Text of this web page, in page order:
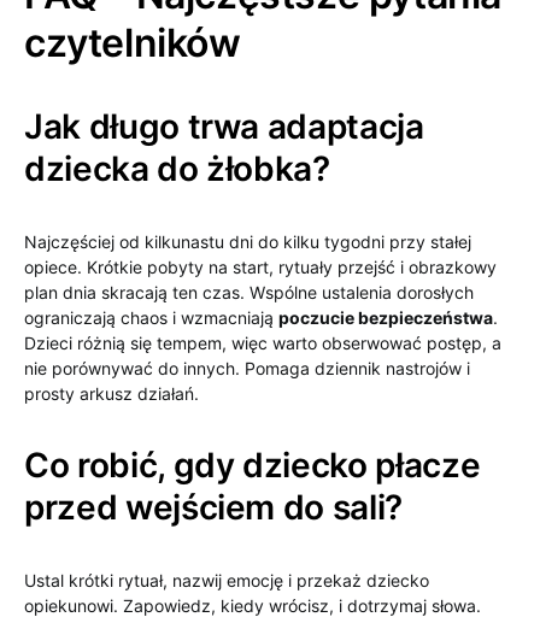
czytelników
Jak długo trwa adaptacja
dziecka do żłobka?
Najczęściej od kilkunastu dni do kilku tygodni przy stałej
opiece. Krótkie pobyty na start, rytuały przejść i obrazkowy
plan dnia skracają ten czas. Wspólne ustalenia dorosłych
ograniczają chaos i wzmacniają poczucie bezpieczeństwa.
Dzieci różnią się tempem, więc warto obserwować postęp, a
nie porównywać do innych. Pomaga dziennik nastrojów i
prosty arkusz działań.
Co robić, gdy dziecko płacze
przed wejściem do sali?
Ustal krótki rytuał, nazwij emocję i przekaż dziecko
opiekunowi. Zapowiedz, kiedy wrócisz, i dotrzymaj słowa.